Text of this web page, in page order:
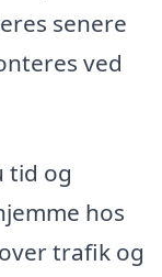
senere
ved
tid og
hos
trafik og